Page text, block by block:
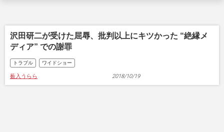
沢田研二が受けた屈辱、批判以上にキツかった “絶縁メ
ディア” での謝罪
トラブル ワイドショー
薮入うらら 2018/10/19